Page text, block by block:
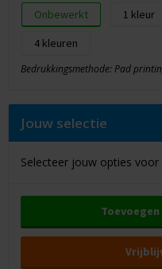
Onbewerkt 1
4
Bedrukkingsmethode: Pad
Jouw selectie
Selecteer jouw opties voor